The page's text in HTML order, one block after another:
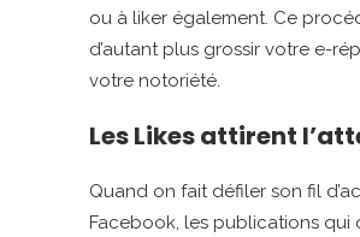
ou à liker également. Ce
d’autant plus grossir votre e-
votre notoriété.
Les Likes attirent
Quand on fait défiler son fil
Facebook, les publications qui